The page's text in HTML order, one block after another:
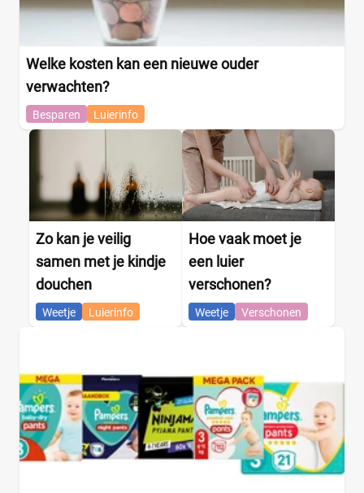
Welke kosten kan een nieuwe ouder
verwachten?
Besparen Luierinfo
Zo kan je veilig
samen met je kindje
douchen
Weetje Luierinfo
Hoe vaak moet je
een luier
verschonen?
Weetje Verschonen